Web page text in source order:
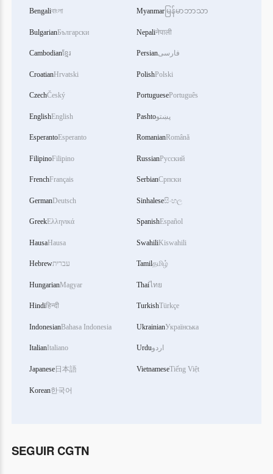
Bengaliবাংলা
BulgarianБългарски
Cambodianខ្មែរ
CroatianHrvatski
CzechČeský
EnglishEnglish
EsperantoEsperanto
FilipinoFilipino
FrenchFrançais
GermanDeutsch
GreekΕλληνικά
HausaHausa
Hebrewעברית
HungarianMagyar
Hindiहिन्दी
IndonesianBahasa Indonesia
ItalianItaliano
Japanese日本語
Korean한국어
Myanmar မြန်မာဘာသာ
Nepaliनेपाली
Persianفارسی
PolishPolski
PortuguesePortuguês
Pashtoپښتو
RomanianRomână
RussianРусский
SerbianСрпски
Sinhaleseසිංහල
SpanishEspañol
SwahiliKiswahili
Tamilதமிழ்
Thaiไทย
TurkishTürkçe
UkrainianУкраїнська
Urduاردو
VietnameseTiếng Việt
SEGUIR CGTN